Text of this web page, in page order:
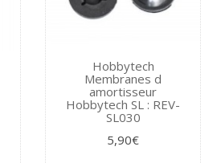
Hobbytech
Membranes d
amortisseur
Hobbytech SL : REV-
SL030
5,90€